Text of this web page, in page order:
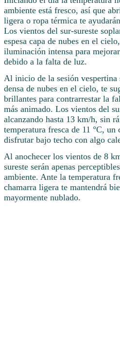
ambiente está fresco, así que
ligera o ropa térmica te
Los vientos del sur-sureste
espesa capa de nubes en el
iluminación intensa para
debido a la falta de luz.
Al inicio de la sesión vespertina
densa de nubes en el cielo, te
brillantes para contrarrestar la
más animado. Los vientos del
alcanzando hasta 13 km/h, sin
temperatura fresca de 11 °C,
disfrutar bajo techo con algo
Al anochecer los vientos de 8
sureste serán apenas
ambiente. Ante la temperatura
chamarra ligera te mantendrá
mayormente nublado.